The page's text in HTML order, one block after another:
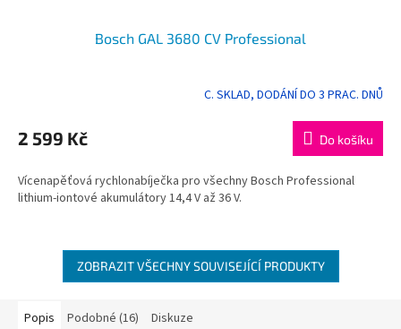
Bosch GAL 3680 CV Professional
C. SKLAD, DODÁNÍ DO 3 PRAC. DNŮ
2 599 Kč Do košíku
Vícenapěťová rychlonabíječka pro všechny Bosch Professional
lithium-iontové akumulátory 14,4 V až 36 V.
ZOBRAZIT VŠECHNY SOUVISEJÍCÍ PRODUKTY
Popis Podobné (16) Diskuze